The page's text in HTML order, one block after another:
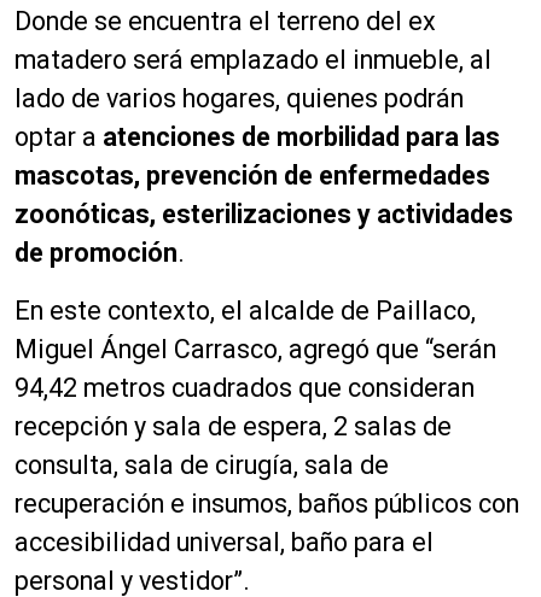
Donde se encuentra el terreno del ex
matadero será emplazado el inmueble, al
lado de varios hogares, quienes podrán
optar a atenciones de morbilidad para las
mascotas, prevención de enfermedades
zoonóticas, esterilizaciones y actividades
de promoción.
En este contexto, el alcalde de Paillaco,
Miguel Ángel Carrasco, agregó que “serán
94,42 metros cuadrados que consideran
recepción y sala de espera, 2 salas de
consulta, sala de cirugía, sala de
recuperación e insumos, baños públicos con
accesibilidad universal, baño para el
personal y vestidor”.